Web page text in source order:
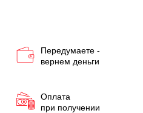
Передумаете -
вернем деньги
Оплата
при получении